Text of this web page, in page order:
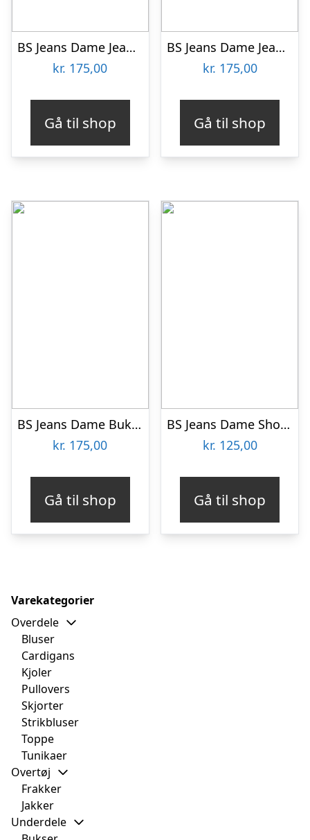
BS Jeans Dame Jeans Plus Size – Rosa – 48
kr. 175,00
Gå til shop
BS Jeans Dame Jeans Plus Size – Khaki – 50
kr. 175,00
Gå til shop
BS Jeans Dame Bukser Plus Size – Rosa – 44
kr. 175,00
Gå til shop
BS Jeans Dame Shorts Plus Size – Denim – 52
kr. 125,00
Gå til shop
Varekategorier
Overdele
Bluser
Cardigans
Kjoler
Pullovers
Skjorter
Strikbluser
Toppe
Tunikaer
Overtøj
Frakker
Jakker
Underdele